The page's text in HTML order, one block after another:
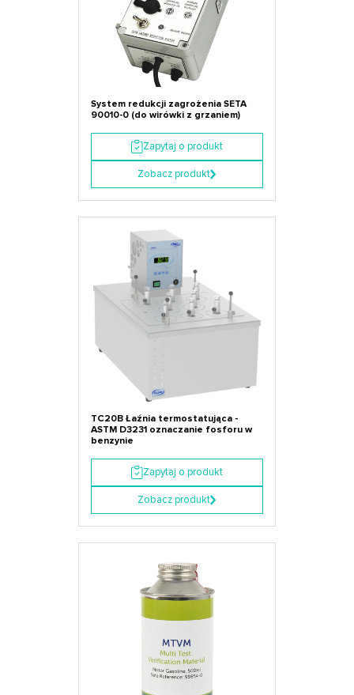
System redukcji zagrożenia SETA
90010-0 (do wirówki z grzaniem)
Zapytaj o produkt
Zobacz produkt
TC20B Łaźnia termostatująca -
ASTM D3231 oznaczanie fosforu w
benzynie
Zapytaj o produkt
Zobacz produkt